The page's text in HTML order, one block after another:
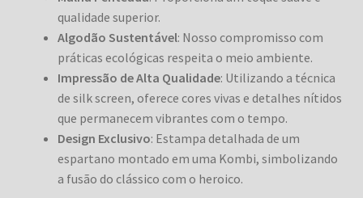
qualidade superior.
Algodão Sustentável: Nosso compromisso com
práticas ecológicas respeita o meio ambiente.
Impressão de Alta Qualidade: Utilizando a técnica
de silk screen, oferece cores vivas e detalhes nítidos
que permanecem vibrantes com o tempo.
Design Exclusivo: Estampa detalhada de um
espartano montado em uma Kombi, simbolizando
a fusão do clássico com o heroico.